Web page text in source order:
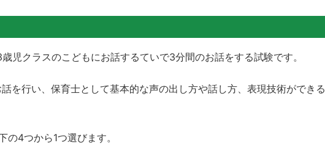
児クラスのこどもにお話するていで3分間のお話をする試験です。
を行い、保育士として基本的な声の出し方や話し方、表現技術ができる
4つから1つ選びます。